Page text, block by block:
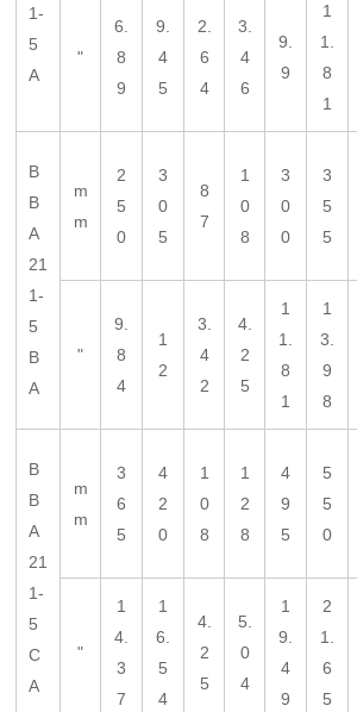
1-
5
A
"
6.
8
9
9.
4
5
2.
6
4
3.
4
6
9.
9
1
1.
8
1
B
B
A
21
1-
5
B
A
m
m
2
5
0
3
0
5
8
7
1
0
8
3
0
0
3
5
5
"
9.
8
4
1
2
3.
4
2
4.
2
5
1
1.
8
1
1
3.
9
8
B
B
A
21
1-
5
C
A
m
m
3
6
5
4
2
0
1
0
8
1
2
8
4
9
5
5
5
0
"
1
4.
3
7
1
6.
5
4
4.
2
5
5.
0
4
1
9.
4
9
2
1.
6
5